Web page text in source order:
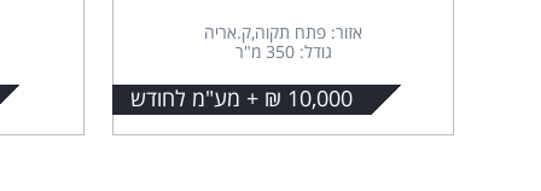
אזור: פתח תקוה,ק.אריה
גודל: 350 מ"ר
10,000 ₪ + מע"מ לחודש